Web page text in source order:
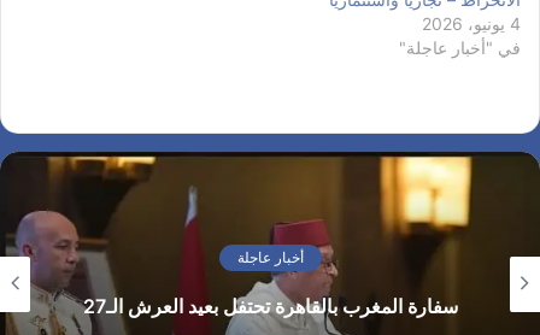
4 يونيو، 2026
في "أخبار عاجلة"
أخبار عاجلة
سفارة المغرب بالقاهرة تحتفل بعيد العرش الـ27